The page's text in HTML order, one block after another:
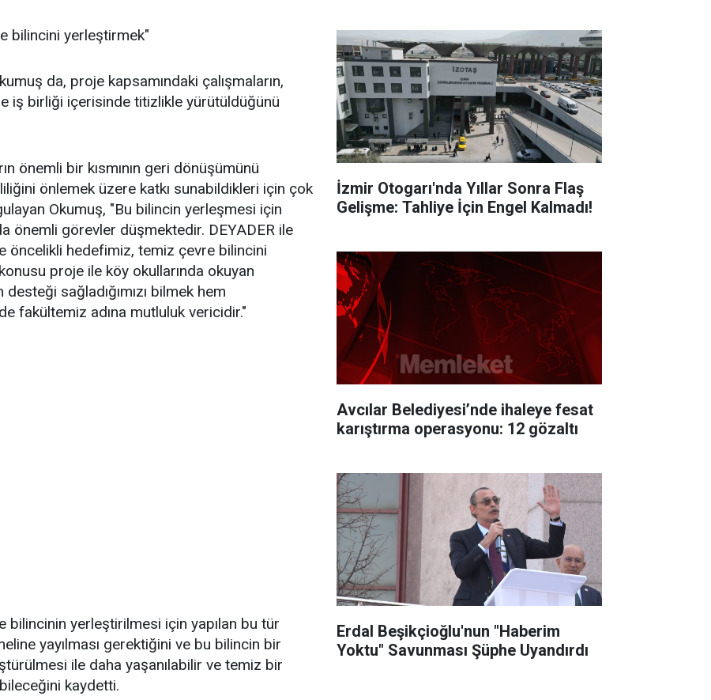
bilincini yerleştirmek"
da, proje kapsamındaki çalışmaların,
iş birliği içerisinde titizlikle yürütüldüğünü
önemli bir kısmının geri dönüşümünü
önlemek üzere katkı sunabildikleri için çok
Okumuş, "Bu bilincin yerleşmesi için
önemli görevler düşmektedir. DEYADER ile
öncelikli hedefimiz, temiz çevre bilincini
proje ile köy okullarında okuyan
sağladığımızı bilmek hem
fakültemiz adına mutluluk vericidir."
bilincinin yerleştirilmesi için yapılan bu tür
yayılması gerektiğini ve bu bilincin bir
ile daha yaşanılabilir ve temiz bir
kaydetti.
İzmir Otogarı'nda Yıllar Sonra Flaş
Gelişme: Tahliye İçin Engel Kalmadı!
Avcılar Belediyesi’nde ihaleye fesat
karıştırma operasyonu: 12 gözaltı
Erdal Beşikçioğlu'nun "Haberim
Yoktu" Savunması Şüphe Uyandırdı